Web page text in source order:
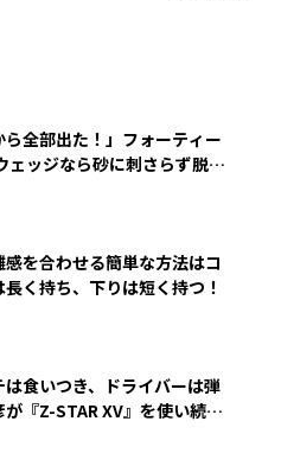
ら全部出た！」フォーティー
ェッジなら砂に刺さらず脱出
を合わせる簡単な方法はコ
く持ち、下りは短く持つ！
は食いつき、ドライバーは弾
が『Z-STAR XV』を使い続け